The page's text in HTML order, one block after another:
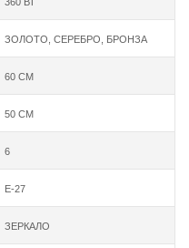
ЗОЛОТО СЕРЕБРО БРОНЗА
60 СМ
50 СМ
6
Е-27
ЗЕРКАЛО